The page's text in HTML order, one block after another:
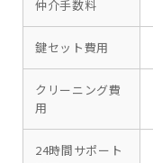
仲介手数料
鍵セット費用
クリーニング費
用
24時間サポート